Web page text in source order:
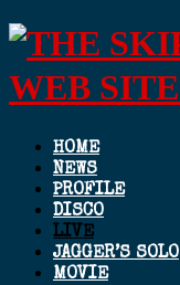
HOME
NEWS
PROFILE
DISCO
LIVE
JAGGER’S SOLO
MOVIE